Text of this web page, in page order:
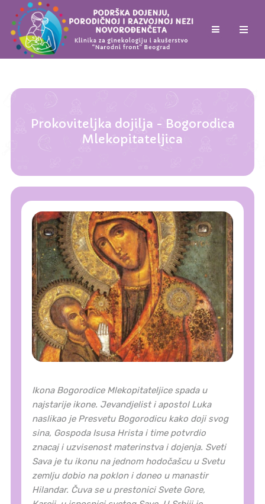
Prokoviteljka dojilja - Bogorodica
Mlekopitateljica
Ikona Bogorodice Mlekopitateljice spada u
najstarije ikone. Jevandjelist i apostol Luka
naslikao je Presvetu Bogorodicu kako doji svog
sina, Gospoda Isusa Hrista i time potvrdio
znacaj i uzvisenost materinstva i dojenja. Sveti
Sava je tu ikonu na jednom hodočašcu u Svetu
zemlju dobio na poklon i doneo u manastir
Hilandar. Čuva se u prestonici Svete Gore,